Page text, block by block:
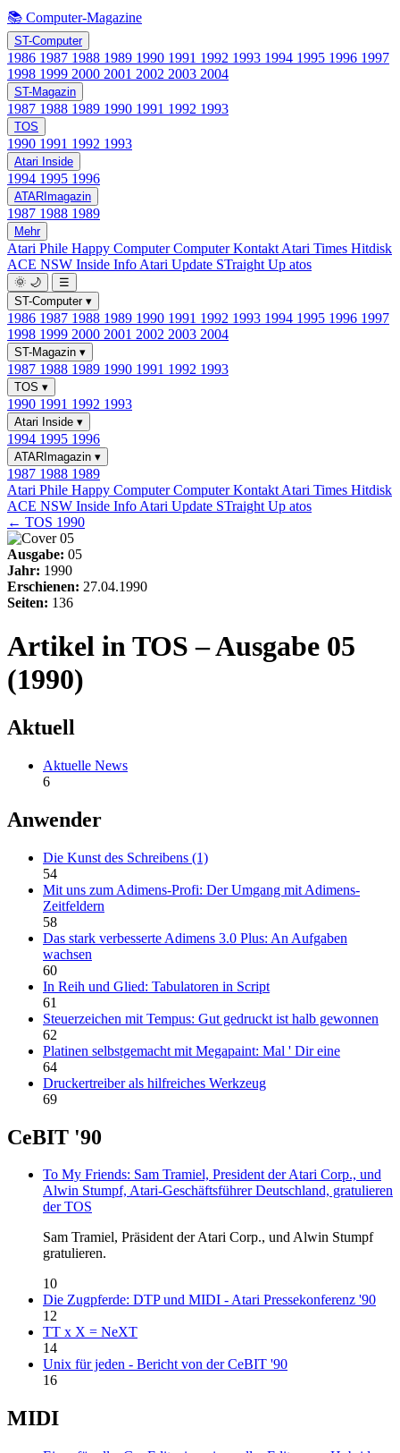
📚 Computer-Magazine
ST-Computer
1986 1987 1988 1989 1990 1991 1992 1993 1994 1995 1996 1997
1998 1999 2000 2001 2002 2003 2004
ST-Magazin
1987 1988 1989 1990 1991 1992 1993
TOS
1990 1991 1992 1993
Atari Inside
1994 1995 1996
ATARImagazin
1987 1988 1989
Mehr
Atari Phile Happy ComputerComputer Kontakt Atari Times Hitdisk
ACE NSW Inside Info Atari Update STraight Up atos
🌞 🌙
☰
ST-Computer ▾
1986 1987 1988 1989 1990 1991 1992 1993 1994 1995 1996 1997
1998 1999 2000 2001 2002 2003 2004
ST-Magazin ▾
1987 1988 1989 1990 1991 1992 1993
TOS ▾
1990 1991 1992 1993
Atari Inside ▾
1994 1995 1996
ATARImagazin ▾
1987 1988 1989
Atari Phile Happy ComputerComputer Kontakt Atari Times Hitdisk
ACE NSW Inside Info Atari Update STraight Up atos
← TOS 1990
Ausgabe: 05
Jahr: 1990
Erschienen: 27.04.1990
Seiten: 136
Artikel in TOS – Ausgabe 05
(1990)
Aktuell
Aktuelle News
6
Anwender
Die Kunst des Schreibens (1)
54
Mit uns zum Adimens-Profi: Der Umgang mit Adimens-
Zeitfeldern
58
Das stark verbesserte Adimens 3.0 Plus: An Aufgaben
wachsen
60
In Reih und Glied: Tabulatoren in Script
61
Steuerzeichen mit Tempus: Gut gedruckt ist halb gewonnen
62
Platinen selbstgemacht mit Megapaint: Mal ' Dir eine
64
Druckertreiber als hilfreiches Werkzeug
69
CeBIT '90
To My Friends: Sam Tramiel, President der Atari Corp., und
Alwin Stumpf, Atari-Geschäftsführer Deutschland, gratulieren
der TOS
Sam Tramiel, Präsident der Atari Corp., und Alwin Stumpf
gratulieren.
10
Die Zugpferde: DTP und MIDI - Atari Pressekonferenz '90
12
TT x X = NeXT
14
Unix für jeden - Bericht von der CeBIT '90
16
MIDI